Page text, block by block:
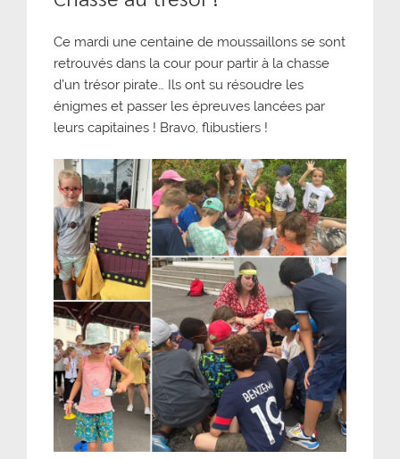
Ce mardi une centaine de moussaillons se sont
retrouvés dans la cour pour partir à la chasse
d’un trésor pirate… Ils ont su résoudre les
énigmes et passer les épreuves lancées par
leurs capitaines ! Bravo, flibustiers !